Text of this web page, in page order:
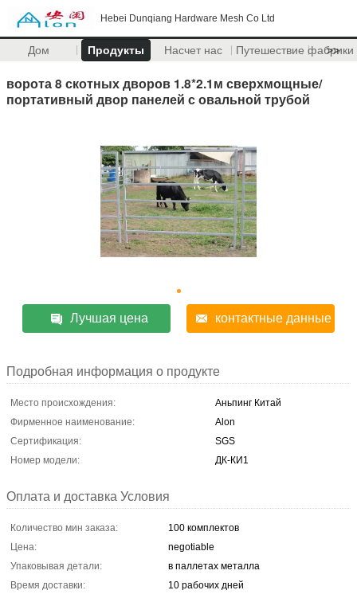
Hebei Dunqiang Hardware Mesh Co Ltd
Дом Продукты Насчет нас Путешествие фабрики
>>
ворота 8 скотных дворов 1.8*2.1м сверхмощные/
портативный двор панелей с овальной трубой
Лучшая цена контактные данные
Подробная информация о продукте
Место происхождения:
Аньпинг Китай
Фирменное наименование:
Alon
Сертификация:
SGS
Номер модели:
ДК-КИ1
Оплата и доставка Условия
Количество мин заказа:
100 комплектов
Цена:
negotiable
Упаковывая детали:
в паллетах металла
Время доставки:
10 рабочих дней